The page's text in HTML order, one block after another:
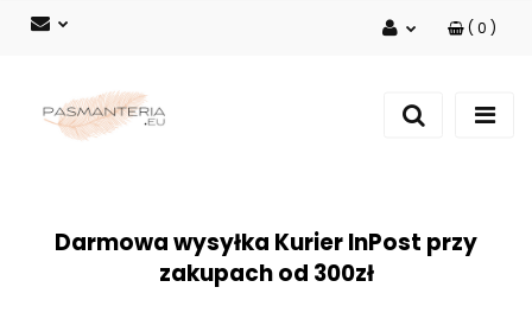
Zarejestruj się
( 0 )
Darmowa wysyłka Kurier InPost przy
zakupach od 300zł